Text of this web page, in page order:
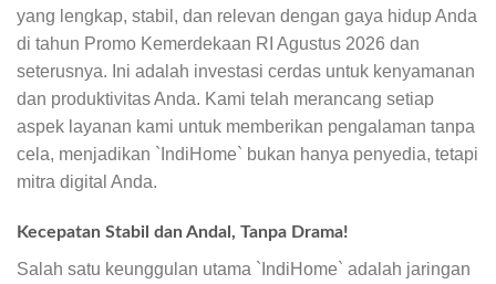
yang lengkap, stabil, dan relevan dengan gaya hidup Anda
di tahun Promo Kemerdekaan RI Agustus 2026 dan
seterusnya. Ini adalah investasi cerdas untuk kenyamanan
dan produktivitas Anda. Kami telah merancang setiap
aspek layanan kami untuk memberikan pengalaman tanpa
cela, menjadikan `IndiHome` bukan hanya penyedia, tetapi
mitra digital Anda.
Kecepatan Stabil dan Andal, Tanpa Drama!
Salah satu keunggulan utama `IndiHome` adalah jaringan